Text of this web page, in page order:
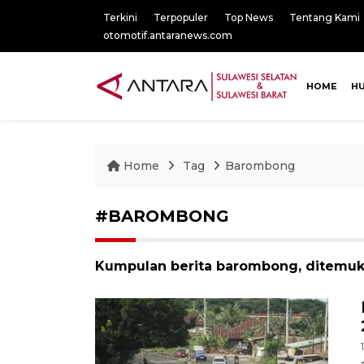
Terkini Terpopuler Top News
Tentang Kami
otomotif.antaranews.com
HOME
Home Tag Barombong
#BAROMBONG
Kumpulan berita barombong,